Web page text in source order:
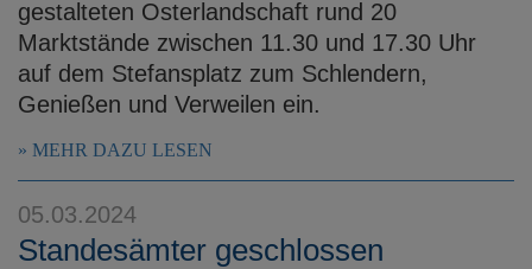
gestalteten Osterlandschaft rund 20
Marktstände zwischen 11.30 und 17.30 Uhr
auf dem Stefansplatz zum Schlendern,
Genießen und Verweilen ein.
MEHR DAZU LESEN
05.03.2024
Standesämter geschlossen